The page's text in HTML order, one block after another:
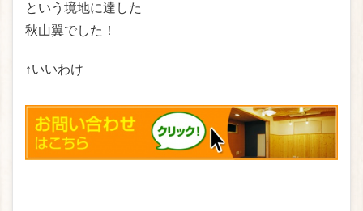
という境地に達した
秋山翼でした！
↑いいわけ